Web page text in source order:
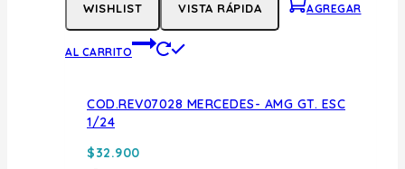
WISHLIST VISTA RÁPIDA AGREGAR
AL CARRITO
COD.REV07028 MERCEDES- AMG GT. ESC
1/24
$32.900